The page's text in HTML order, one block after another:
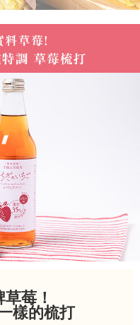
莓！
樣的梳打